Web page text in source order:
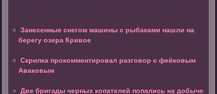
Занесенные снегом машины с рыбаками нашли на
берегу озера Кривое
Скрипка прокомментировал разговор с фейковым
Аваковым
Две бригады черных копателей попались на добыче